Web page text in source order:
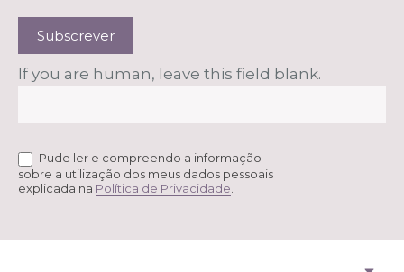
Pude ler e compreendo a informação
sobre a utilização dos meus dados pessoais
explicada na Política de Privacidade
Subscrever
If you are human, leave this field blank.